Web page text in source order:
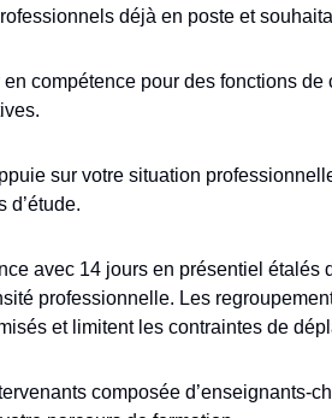
déjà en poste et
compétence pour des fonctions
sur votre situation
d’étude.
avec 14 jours en présentiel étalés
professionnelle. Les
et limitent les contraintes de
composée d’enseignants-